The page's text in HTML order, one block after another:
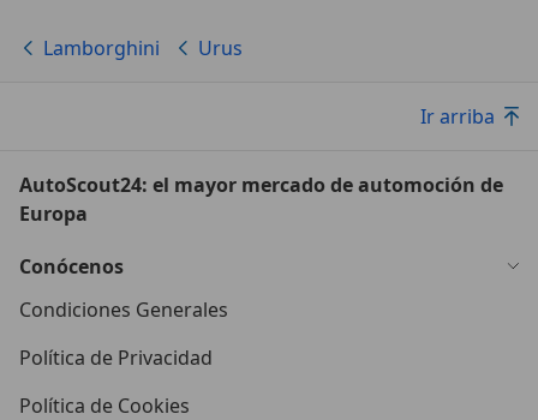
Lamborghini Urus
Ir arriba
AutoScout24: el mayor mercado de automoción de
Europa
Conócenos
Condiciones Generales
Política de Privacidad
Política de Cookies